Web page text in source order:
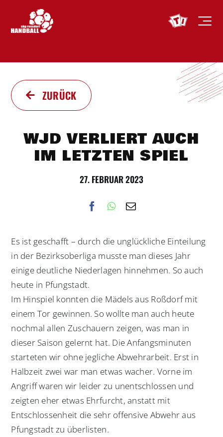
springen
ZURÜCK
WJD VERLIERT AUCH
IM LETZTEN SPIEL
27. FEBRUAR 2023
Es ist geschafft – durch die unglückliche Einteilung
in der Bezirksoberliga musste man dieses Jahr
einige deutliche Niederlagen hinnehmen. So auch
heute in Pfungstadt.
Im Hinspiel konnten die Mädels aus Roßdorf mit
einem Tor gewinnen. So wollte man auch heute
nochmal allen Zuschauern zeigen, was man in
dieser Saison gelernt hat. Die Anfangsminuten
starteten wir ohne jegliche Abwehrarbeit. Erst in
Halbzeit zwei war man etwas wacher. Vorne im
Angriff waren wir leider zu unentschlossen und
zeigten eher etwas Ehrfurcht, anstatt mit
Entschlossenheit die sehr offensive Abwehr aus
Pfungstadt zu überlisten.